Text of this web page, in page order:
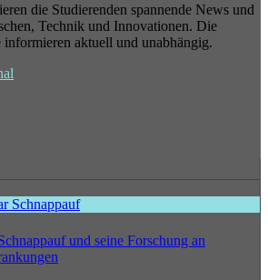
die Studierenden spannende News und
Technik und Innovationen. Die
aktuell und unabhängig.
und seine Forschung an